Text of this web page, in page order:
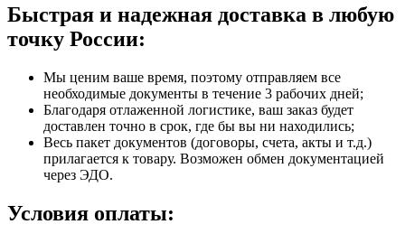
Быстрая и надежная доставка в любую
точку России:
Мы ценим ваше время, поэтому отправляем все
необходимые документы в течение 3 рабочих дней;
Благодаря отлаженной логистике, ваш заказ будет
доставлен точно в срок, где бы вы ни находились;
Весь пакет документов (договоры, счета, акты и т.д.)
прилагается к товару. Возможен обмен документацией
через ЭДО.
Условия оплаты: